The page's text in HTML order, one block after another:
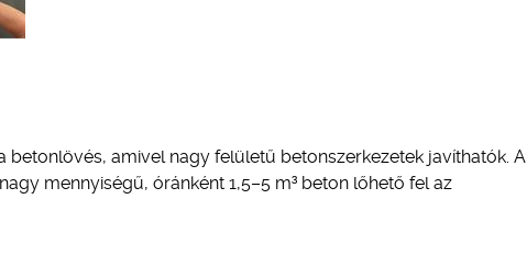
amivel nagy felületű betonszerkezetek javíthatók. A
mennyiségű, óránként 1,5–5 m³ beton lőhető fel az